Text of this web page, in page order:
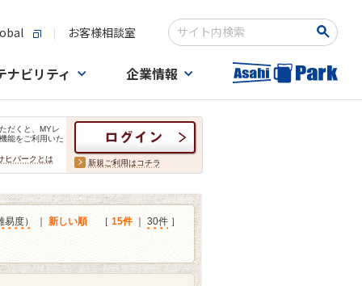
お客様相談室
検索キーワード入力
ナビリティ 企業情報
だくと、MYレ
能をご利用いた
ヒパークとは 新規ご利用はコチラ
度） 新しい順 ［ 15件｜ 30件 ］